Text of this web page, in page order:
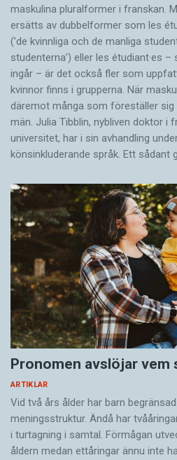
maskulina pluralformer i franskan.
ersätts av dubbel­former som les
(’de kvinnliga och de manliga
studenterna’) eller les étudiant·es
ingår – är det också fler som
kvinnor finns i grupperna. När
där­emot många som föreställer
män. Julia Tibblin, nybliven doktor i
universitet, har i sin avhandling
könsinkluderande språk. Ett sådant
Pronomen avslöjar vem
ARTIKLAR
Vid två års ålder har barn
meningsstruktur. Ändå har
i turtagning i samtal. Förmågan
åldern medan ettåringar ännu inte